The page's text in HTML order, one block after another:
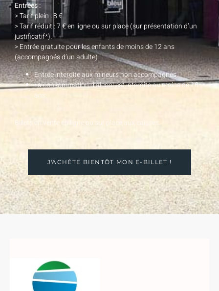
Entrées :
> Tarif plein : 8 €
> Tarif réduit : 7 € en ligne ou sur place (sur présentation d’un
justificatif*).
> Entrée gratuite pour les enfants de moins de 12 ans
(accompagnés d’un adulte) :
Entrée interdite aux mineurs non accompagnés,
La consommation d’alcool est interdite au moins de 18
ans.
Billets en vente en ligne ou sur place aux caisses.
J'ACHÈTE BIENTÔT MON E-BILLET !